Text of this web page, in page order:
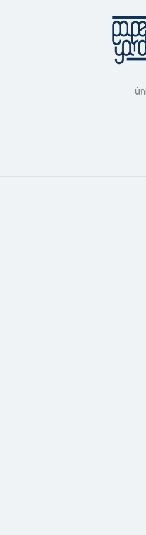
นั